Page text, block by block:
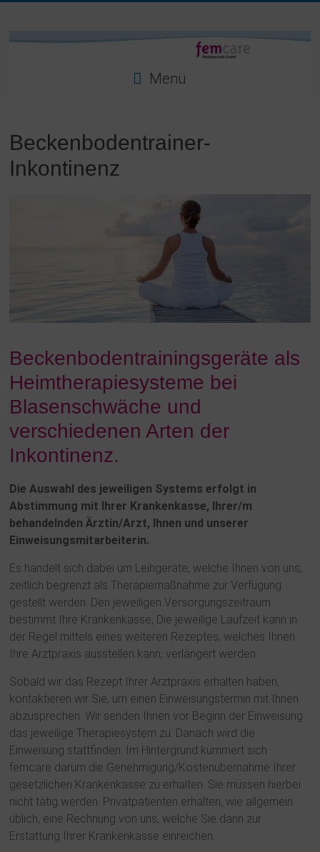
Menü
Beckenbodentrainer-
Inkontinenz
Beckenbodentrainingsgeräte als
Heimtherapiesysteme bei
Blasenschwäche und
verschiedenen Arten der
Inkontinenz.
Die Auswahl des jeweiligen Systems erfolgt in
Abstimmung mit Ihrer Krankenkasse, Ihrer/m
behandelnden Ärztin/Arzt, Ihnen und unserer
Einweisungsmitarbeiterin.
Es handelt sich dabei um Leihgeräte, welche Ihnen von uns,
zeitlich begrenzt als Therapiemaßnahme zur Verfügung
gestellt werden. Den jeweiligen Versorgungszeitraum
bestimmt Ihre Krankenkasse, Die jeweilige Laufzeit kann in
der Regel mittels eines weiteren Rezeptes, welches Ihnen
Ihre Arztpraxis ausstellen kann, verlängert werden.
Sobald wir das Rezept Ihrer Arztpraxis erhalten haben,
kontaktieren wir Sie, um einen Einweisungstermin mit Ihnen
abzusprechen. Wir senden Ihnen vor Beginn der Einweisung
das jeweilige Therapiesystem zu. Danach wird die
Einweisung stattfinden. Im Hintergrund kümmert sich
femcare darum die Genehmigung/Kostenübernahme Ihrer
gesetzlichen Krankenkasse zu erhalten. Sie müssen hierbei
nicht tätig werden. Privatpatienten erhalten, wie allgemein
üblich, eine Rechnung von uns, welche Sie dann zur
Erstattung Ihrer Krankenkasse einreichen.